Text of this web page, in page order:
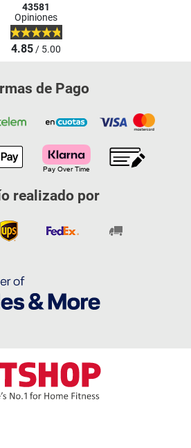
43581
Opiniones
4.85/ 5.00
de Pago
realizado por